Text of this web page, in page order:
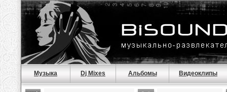
Музыка Dj Mixes Альбомы Видеоклипы